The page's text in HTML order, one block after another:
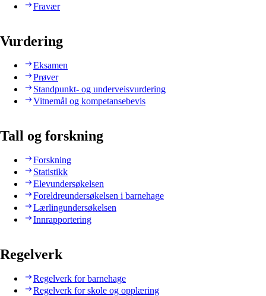
Fravær
Vurdering
Eksamen
Prøver
Standpunkt- og underveisvurdering
Vitnemål og kompetansebevis
Tall og forskning
Forskning
Statistikk
Elevundersøkelsen
Foreldreundersøkelsen i barnehage
Lærlingundersøkelsen
Innrapportering
Regelverk
Regelverk for barnehage
Regelverk for skole og opplæring